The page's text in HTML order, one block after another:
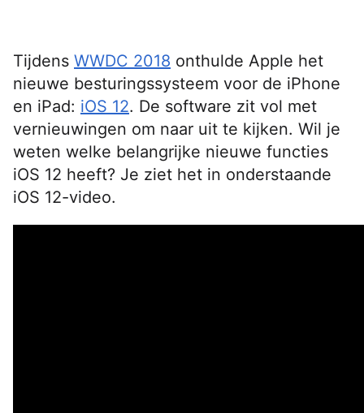
Tijdens WWDC 2018 onthulde Apple het
nieuwe besturingssysteem voor de iPhone
en iPad: iOS 12. De software zit vol met
vernieuwingen om naar uit te kijken. Wil je
weten welke belangrijke nieuwe functies
iOS 12 heeft? Je ziet het in onderstaande
iOS 12-video.